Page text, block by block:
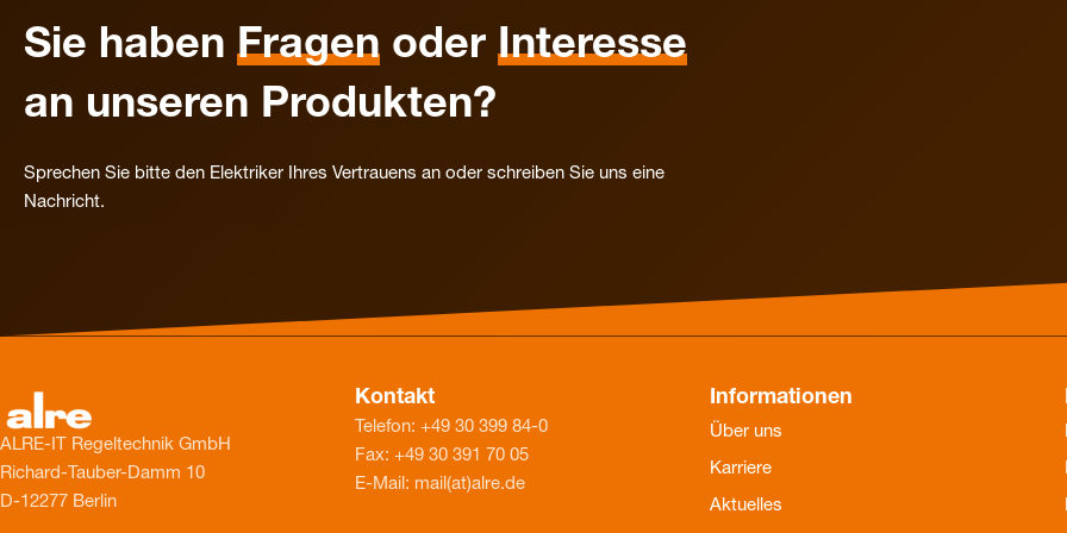
Sie haben Fragen oder Interesse
an unseren Produkten?
Sprechen Sie bitte den Elektriker Ihres Vertrauens an oder schreiben Sie uns eine
Nachricht.
ALRE-IT Regeltechnik GmbH
Richard-Tauber-Damm 10
D-12277 Berlin
Kontakt
Telefon: +49 30 399 84-0
Fax: +49 30 391 70 05
E-Mail: mail(at)alre.de
Informationen
Über uns
Karriere
Aktuelles